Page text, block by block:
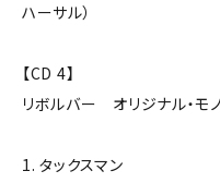
ハーサル）
【CD 4】
リボルバー オリジナル・モ
1. タックスマン